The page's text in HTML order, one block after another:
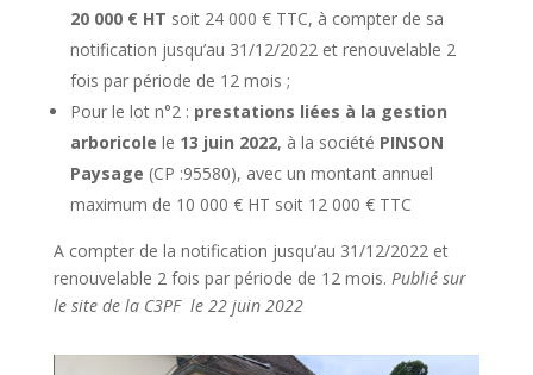
20 000 € HT soit 24 000 € TTC, à compter de sa
notification jusqu’au 31/12/2022 et renouvelable 2
fois par période de 12 mois ;
Pour le lot n°2 : prestations liées à la gestion
arboricole le 13 juin 2022, à la société PINSON
Paysage (CP :95580), avec un montant annuel
maximum de 10 000 € HT soit 12 000 € TTC
A compter de la notification jusqu’au 31/12/2022 et
renouvelable 2 fois par période de 12 mois. Publié sur
le site de la C3PF le 22 juin 2022